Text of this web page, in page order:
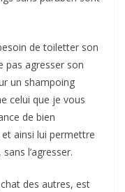
de toiletter son
pas agresser son
un shampoing
celui que je vous
de bien
ainsi lui permettre
l’agresser.
des autres, est